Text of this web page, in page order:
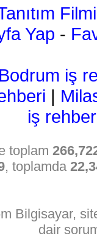
Filmi
Yap -
Bodrum iş
|
iş
toplam
, toplamda
Bilgisayar,
dair